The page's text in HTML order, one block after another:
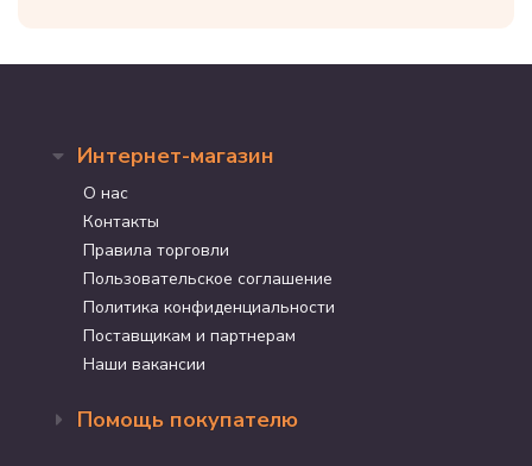
Интернет-магазин
О нас
Контакты
Правила торговли
Пользовательское соглашение
Политика конфиденциальности
Поставщикам и партнерам
Наши вакансии
Помощь покупателю